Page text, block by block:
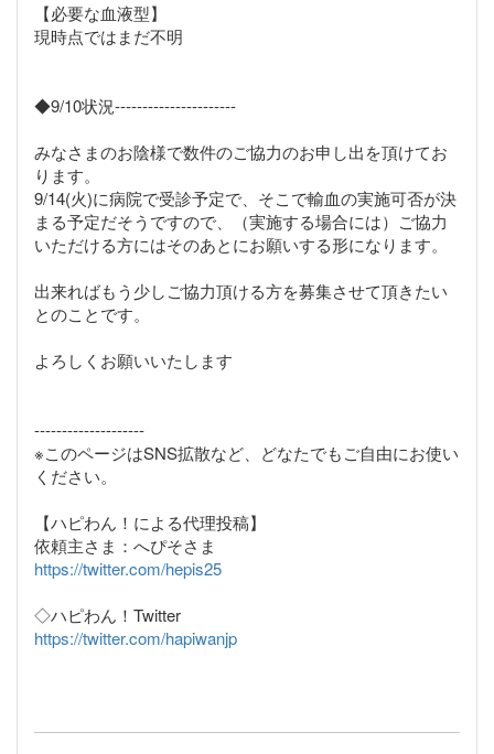
【必要な血液型】
現時点ではまだ不明
◆9/10状況----------------------
みなさまのお陰様で数件のご協力のお申し出を頂けてお
ります。
9/14(火)に病院で受診予定で、そこで輸血の実施可否が決
まる予定だそうですので、（実施する場合には）ご協力
いただける方にはそのあとにお願いする形になります。
出来ればもう少しご協力頂ける方を募集させて頂きたい
とのことです。
よろしくお願いいたします
--------------------
※このページはSNS拡散など、どなたでもご自由にお使い
ください。
【ハピわん！による代理投稿】
https://twitter.com/hepis25
https://twitter.com/hapiwanjp